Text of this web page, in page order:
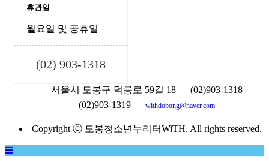
휴관일
월요일 및 공휴일
(02) 903-1318
서울시 도봉구 덕릉로 59길 18
(02)903-1318
(02)903-1319
withdobong@naver.com
Copyright ⓒ 도봉청소년누리터WiTH. All rights reserved.